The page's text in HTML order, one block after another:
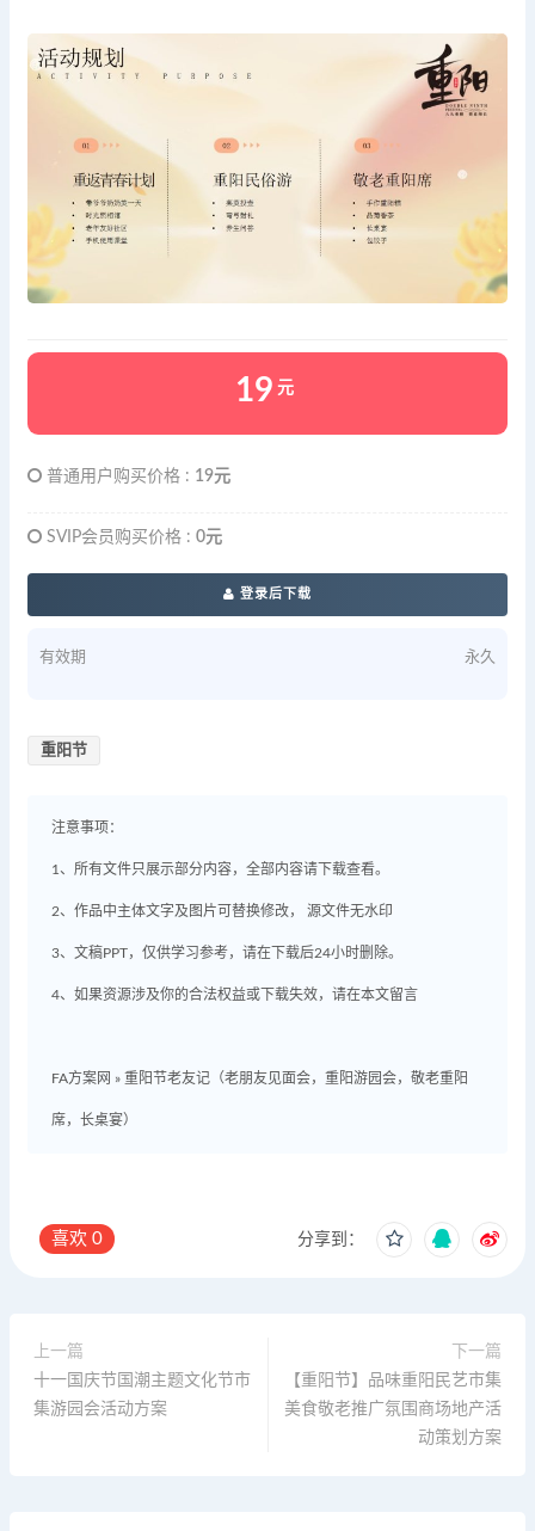
19 元
普通用户购买价格 : 19元
SVIP会员购买价格 : 0元
登录后下载
有效期 永久
重阳节
注意事项：
1、所有文件只展示部分内容，全部内容请下载查看。
2、作品中主体文字及图片可替换修改， 源文件无水印
3、文稿PPT，仅供学习参考，请在下载后24小时删除。
4、如果资源涉及你的合法权益或下载失效，请在本文留言
FA方案网 » 重阳节老友记（老朋友见面会，重阳游园会，敬老重阳
席，长桌宴）
喜欢 0 分享到：
上一篇
十一国庆节国潮主题文化节市
集游园会活动方案
下一篇
【重阳节】品味重阳民艺市集
美食敬老推广氛围商场地产活
动策划方案